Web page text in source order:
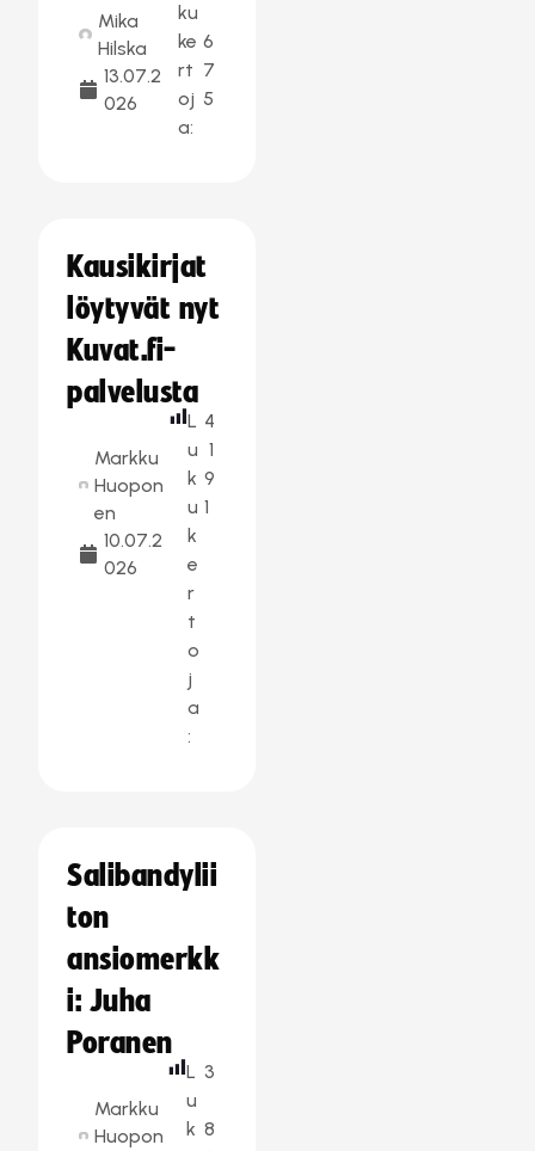
Mika
Hilska
13.07.2
026
ku
ke
rt
oj
a:
6
7
5
Kausikirjat
löytyvät nyt
Kuvat.fi-
palvelusta
Markku
Huopon
en
10.07.2
026
L
u
k
u
k
e
r
t
o
j
a
:
4
1
9
1
Salibandylii
ton
ansiomerkk
i: Juha
Poranen
Markku
Huopon
L
u
k
3
8